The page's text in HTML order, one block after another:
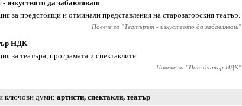
изкуството да забавляваш
за предстоящи и отминали представления на старозагорския театър.
Повече за "Театърът - изкуството да забавляваш"
НДК
за театъра, програмата и спектаклите.
Повече за "Нов Театър НДК"
ключови думи артисти, спектакли, театър